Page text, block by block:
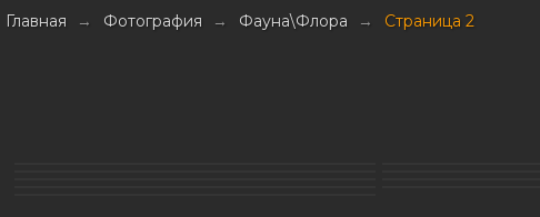
Главная → Фотография → Фауна\Флора → Страница 2